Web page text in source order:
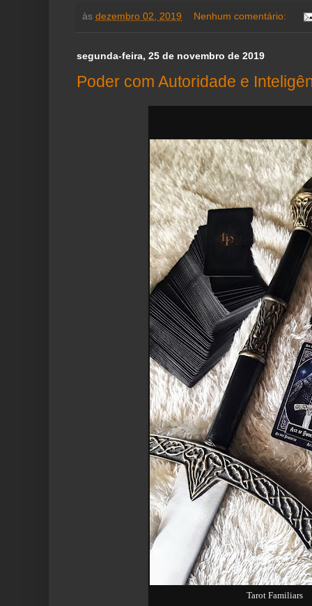
às dezembro 02, 2019 Nenhum comentário:
segunda-feira, 25 de novembro de 2019
Poder com Autoridade e
Tarot Familiars